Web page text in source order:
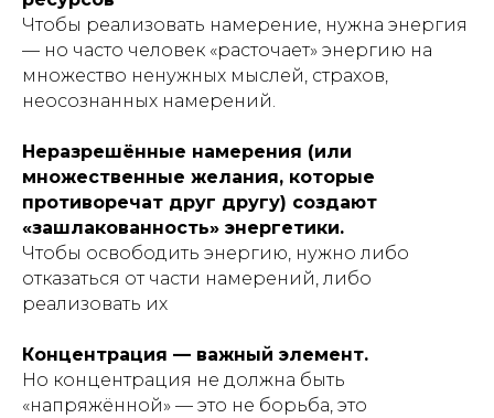
Чтобы реализовать намерение, нужна энергия
— но часто человек «расточает» энергию на
множество ненужных мыслей, страхов,
неосознанных намерений.
Неразрешённые намерения (или
множественные желания, которые
противоречат друг другу) создают
«зашлакованность» энергетики.
Чтобы освободить энергию, нужно либо
отказаться от части намерений, либо
реализовать их
Концентрация — важный элемент.
Но концентрация не должна быть
«напряжённой» — это не борьба, это